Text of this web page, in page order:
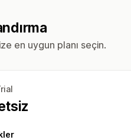
en uygun planı seçin.